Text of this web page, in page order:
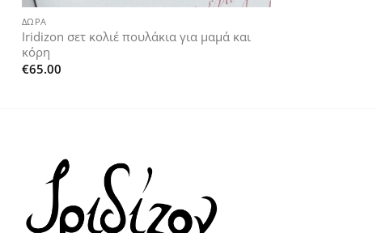
ΔΏΡΑ
Iridizon σετ κολιέ πουλάκια για μαμά και
κόρη
€65.00